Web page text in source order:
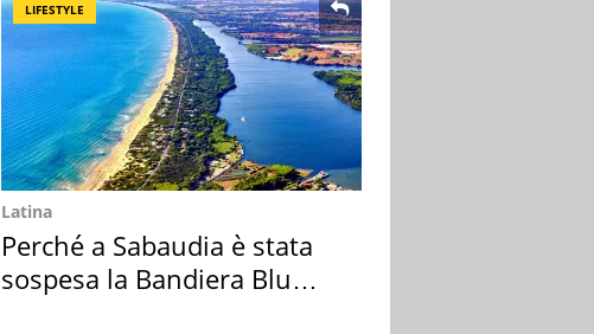
LIFESTYLE
Latina
Perché a Sabaudia è stata
sospesa la Bandiera Blu